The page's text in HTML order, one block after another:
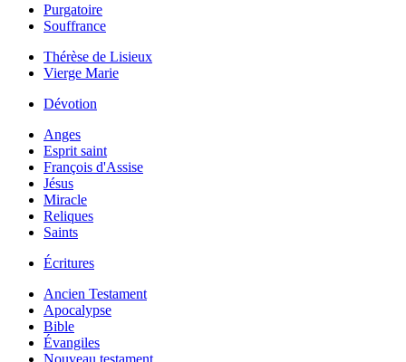
Purgatoire
Souffrance
Thérèse de Lisieux
Vierge Marie
Dévotion
Anges
Esprit saint
François d'Assise
Jésus
Miracle
Reliques
Saints
Écritures
Ancien Testament
Apocalypse
Bible
Évangiles
Nouveau testament